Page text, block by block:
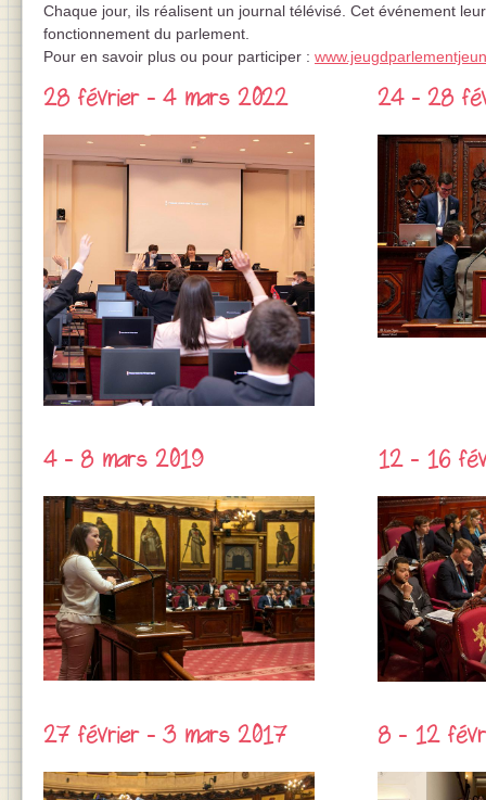
Chaque jour, ils réalisent un journal télévisé. Cet événement
fonctionnement du parlement.
Pour en savoir plus ou pour participer :
28 février - 4 mars 2022 24 - 28
4 - 8 mars 2019 12 - 16
27 février - 3 mars 2017 8 - 12